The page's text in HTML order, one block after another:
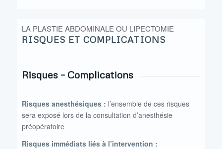
LA PLASTIE ABDOMINALE OU LIPECTOMIE
RISQUES ET COMPLICATIONS
Risques – Complications
Risques anesthésiques : l’ensemble de ces risques
sera exposé lors de la consultation d’anesthésie
préopératoire
Risques immédiats liés à l’intervention :